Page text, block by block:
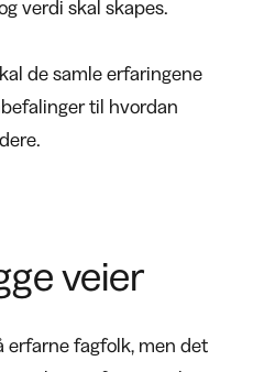
verdi skal skapes.
de samle erfaringene
til hvordan
veier
erfarne fagfolk, men det